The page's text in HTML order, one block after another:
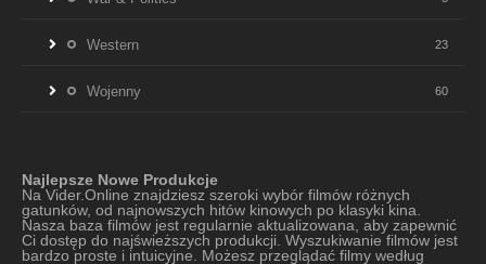
Western 23
Wojenny 60
Najlepsze Nowe Produkcje
Na Vider.Online znajdziesz szeroki wybór filmów różnych
gatunków, od najnowszych hitów kinowych po klasyki kina.
Nasza baza filmów jest regularnie aktualizowana, aby zapewnić
Ci dostęp do najświeższych produkcji. Wyszukiwanie filmów jest
bardzo proste i intuicyjne. Możesz przeglądać filmy według